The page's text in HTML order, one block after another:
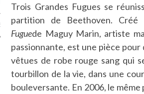
SUIVEZ-NOUS
Trois Grandes Fugues se
partition de Beethoven. Créé
Fuguede Maguy Marin, artiste
passionnante, est une pièce pour
vêtues de robe rouge sang qui
tourbillon de la vie, dans une
bouleversante. En 2006, le même